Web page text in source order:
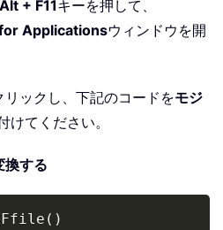
Alt + F11キーを押して、
Applicationsウィンドウを開
リックし、下記のコードをモジ
けてください。
換する
( )